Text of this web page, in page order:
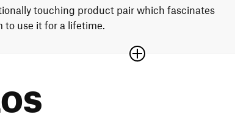
touching product pair which fascinates
use it for a lifetime.